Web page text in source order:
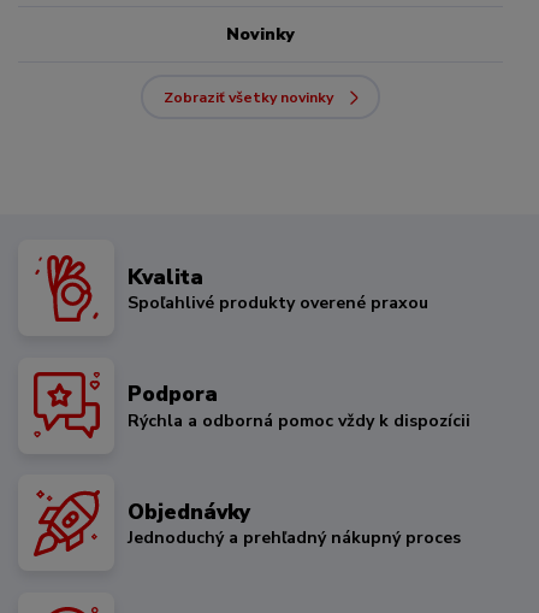
Novinky
Zobraziť všetky novinky
Kvalita
Spoľahlivé produkty overené praxou
Podpora
Rýchla a odborná pomoc vždy k dispozícii
Objednávky
Jednoduchý a prehľadný nákupný proces